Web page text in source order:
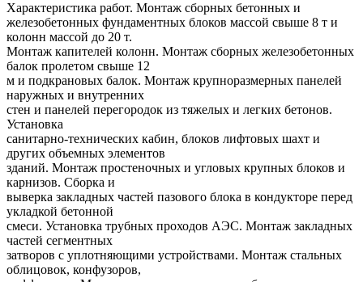
Характеристика работ. Монтаж сборных бетонных и
железобетонных фундаментных блоков массой свыше 8 т и
колонн массой до 20 т.
Монтаж капителей колонн. Монтаж сборных железобетонных
балок пролетом свыше 12
м и подкрановых балок. Монтаж крупноразмерных панелей
наружных и внутренних
стен и панелей перегородок из тяжелых и легких бетонов.
Установка
санитарно-технических кабин, блоков лифтовых шахт и
других объемных элементов
зданий. Монтаж простеночных и угловых крупных блоков и
карнизов. Сборка и
выверка закладных частей пазового блока в кондукторе перед
укладкой бетонной
смеси. Установка трубных проходов АЭС. Монтаж закладных
частей сегментных
затворов с уплотняющими устройствами. Монтаж стальных
облицовок, конфузоров,